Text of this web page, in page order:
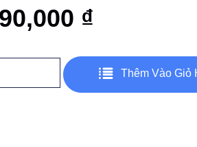
₫
Thêm Vào Giỏ